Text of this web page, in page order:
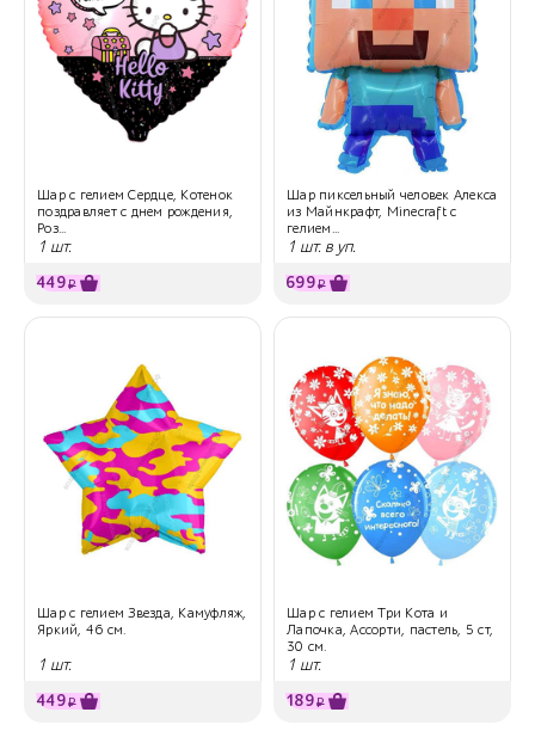
Шар с гелием Сердце, Котенок
поздравляет с днем рождения,
Роз...
1 шт.
449₽
Шар пиксельный человек Алекса
из Майнкрафт, Minecraft с
гелием...
1 шт. в уп.
699₽
Шар с гелием Звезда, Камуфляж,
Яркий, 46 см.
1 шт.
449₽
Шар с гелием Три Кота и
Лапочка, Ассорти, пастель, 5 ст,
30 см.
1 шт.
189₽